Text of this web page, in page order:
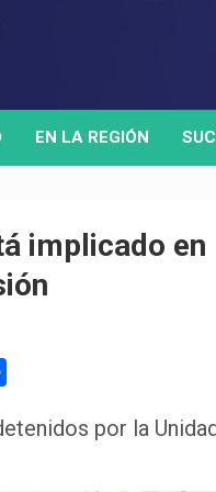
EN LA REGIÓN
implicado
m
por la